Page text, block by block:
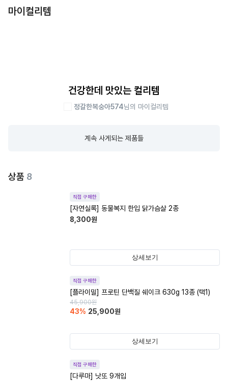
마이컬리템
건강한데 맛있는 컬리템
정갈한복숭아574님의 마이컬리템
계속 사게되는 제품들
상품 8
직접 구매한
[자연실록] 동물복지 한입 닭가슴살 2종
8,300원
상세보기
직접 구매한
[플라이밀] 프로틴 단백질 쉐이크 630g 13종 (택1)
45,900원
43% 25,900원
상세보기
직접 구매한
[다루마] 낫또 9개입